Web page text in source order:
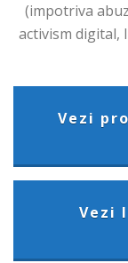
(impotriva
activism
Vezi
Vezi